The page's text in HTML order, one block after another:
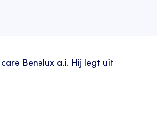
Benelux a.i. Hij legt uit